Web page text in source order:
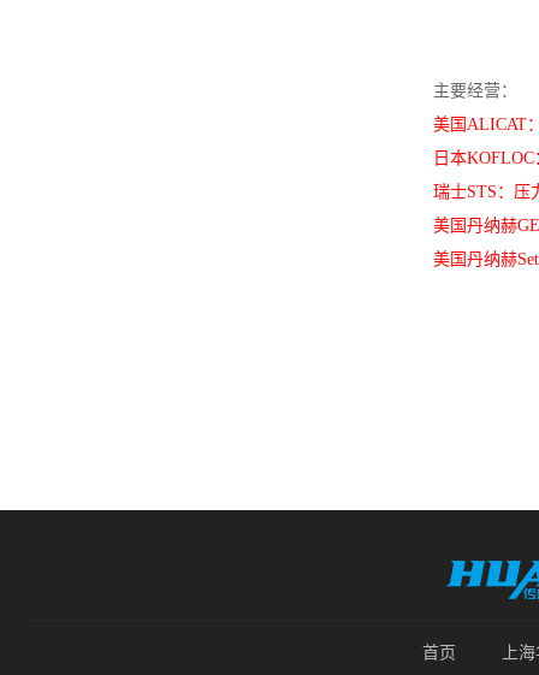
主要经营：
美国ALICAT
日本
瑞士STS：压
美国丹纳赫
美国丹纳赫
首页 上